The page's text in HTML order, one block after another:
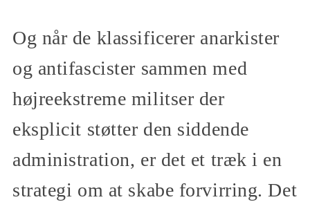
Og når de klassificerer anarkister
og antifascister sammen med
højreekstreme militser der
eksplicit støtter den siddende
administration, er det et træk i en
strategi om at skabe forvirring. Det